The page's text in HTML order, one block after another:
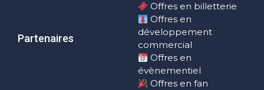
Partenaires
Offres en billetterie
Offres en
développement
commercial
Offres en
évènementiel
Offres en fan